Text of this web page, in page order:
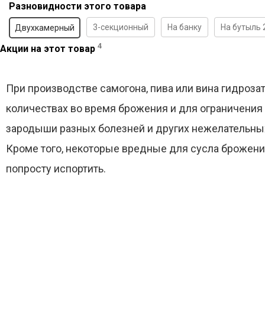
Разновидности этого товара
Двухкамерный 3-секционный На банку На бутыль
Акции на этот товар 4
При производстве самогона, пива или вина
количествах во время брожения и для
зародыши разных болезней и других
Кроме того, некоторые вредные для сусла
попросту испортить.